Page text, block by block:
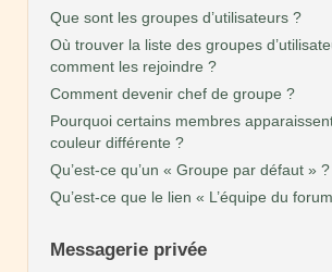
Que sont les groupes d’utilisateurs ?
Où trouver la liste des groupes
comment les rejoindre ?
Comment devenir chef de groupe ?
Pourquoi certains membres
couleur différente ?
Qu’est-ce qu’un « Groupe par défaut » ?
Qu’est-ce que le lien « L’équipe du
Messagerie privée